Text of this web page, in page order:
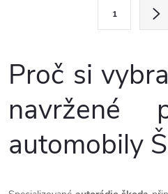
d
a
c
í
á
n
k
o
v
1
Proč si
navržené
automobily